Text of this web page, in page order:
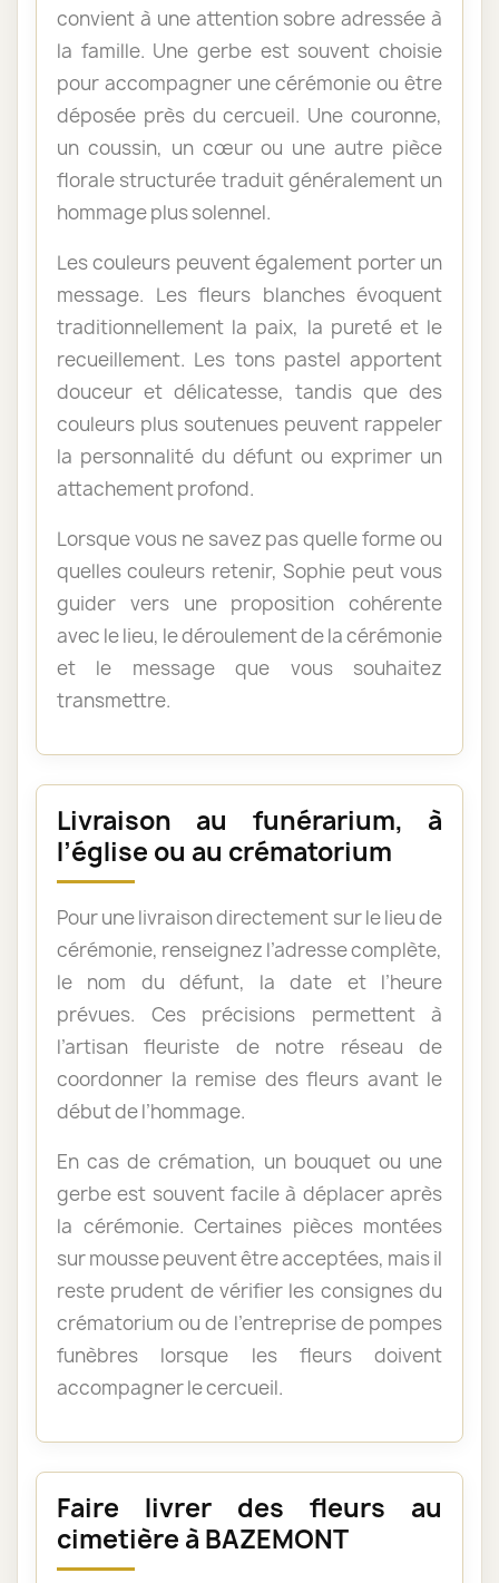
convient à une attention sobre adressée à
la famille. Une gerbe est souvent choisie
pour accompagner une cérémonie ou être
déposée près du cercueil. Une couronne,
un coussin, un cœur ou une autre pièce
florale structurée traduit généralement un
hommage plus solennel.
Les couleurs peuvent également porter un
message. Les fleurs blanches évoquent
traditionnellement la paix, la pureté et le
recueillement. Les tons pastel apportent
douceur et délicatesse, tandis que des
couleurs plus soutenues peuvent rappeler
la personnalité du défunt ou exprimer un
attachement profond.
Lorsque vous ne savez pas quelle forme ou
quelles couleurs retenir, Sophie peut vous
guider vers une proposition cohérente
avec le lieu, le déroulement de la cérémonie
et le message que vous souhaitez
transmettre.
Livraison au funérarium, à
l’église ou au crématorium
Pour une livraison directement sur le lieu de
cérémonie, renseignez l’adresse complète,
le nom du défunt, la date et l’heure
prévues. Ces précisions permettent à
l’artisan fleuriste de notre réseau de
coordonner la remise des fleurs avant le
début de l’hommage.
En cas de crémation, un bouquet ou une
gerbe est souvent facile à déplacer après
la cérémonie. Certaines pièces montées
sur mousse peuvent être acceptées, mais il
reste prudent de vérifier les consignes du
crématorium ou de l’entreprise de pompes
funèbres lorsque les fleurs doivent
accompagner le cercueil.
Faire livrer des fleurs au
cimetière à BAZEMONT